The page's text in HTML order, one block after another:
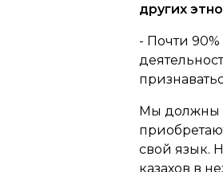
других
- Почти
Мы должны
свой язык.
казахов в